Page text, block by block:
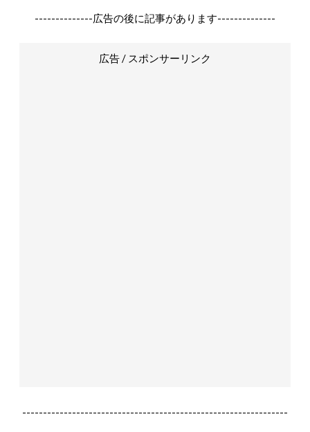
--------------広告の後に記事があります--------------
広告 / スポンサーリンク
----------------------------------------------------------------